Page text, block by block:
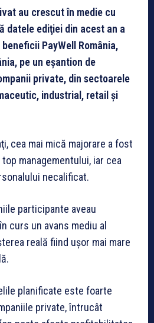
au crescut în medie cu
datele ediţiei din acest an a
PayWell România,
pe un eșantion de
private, din sectoarele
industrial, retail și
cea mai mică majorare a fost
managementului, iar cea
necalificat.
participante aveau
curs un avans mediu al
reală fiind uşor mai mare
planificate este foarte
private, întrucât